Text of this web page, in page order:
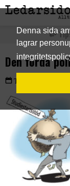
Denna sida
lagrar
Den förda
Torsdag 26 apr